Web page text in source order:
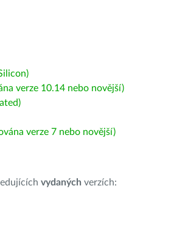
verze 10.14 nebo novější)
verze 7 nebo novější)
vydaných verzích: